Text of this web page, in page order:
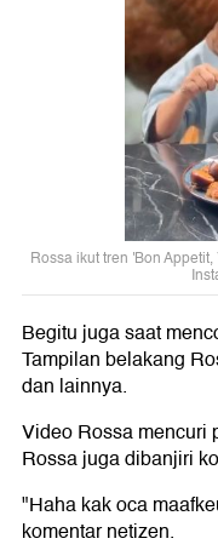
Rossa ikut tren 'Bon
Begitu juga saat
Tampilan belakang
dan lainnya.
Video Rossa mencuri
Rossa juga dibanjiri
"Haha kak oca
komentar netizen.